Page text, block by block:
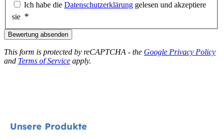
Ich habe die Datenschutzerklärung gelesen und akzeptiere
sie
Bewertung absenden
This form is protected by reCAPTCHA - the Google Privacy Policy
and Terms of Service apply.
Unsere Produkte